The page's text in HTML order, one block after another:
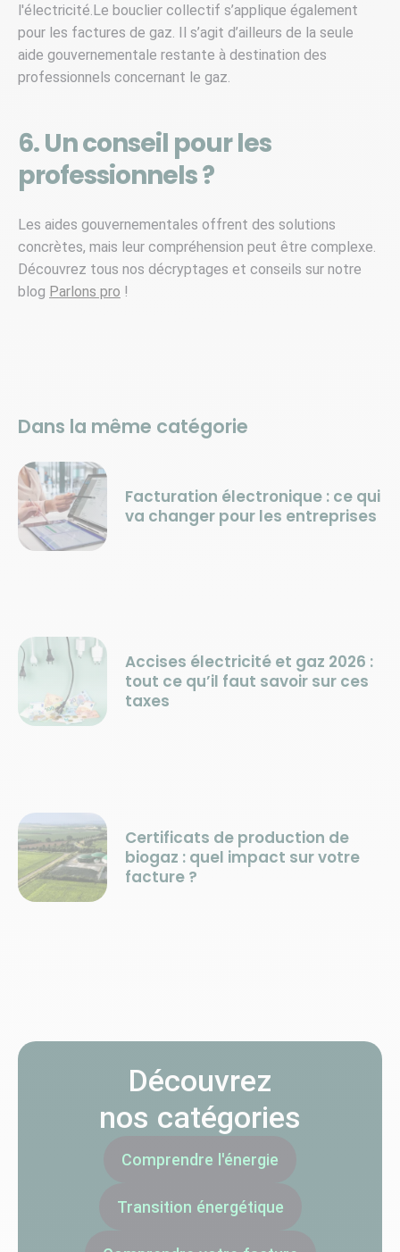
l'électricité.Le bouclier collectif s’applique également
pour les factures de gaz. Il s’agit d’ailleurs de la seule
aide gouvernementale restante à destination des
professionnels concernant le gaz.
6. Un conseil pour les
professionnels ?
Les aides gouvernementales offrent des solutions
concrètes, mais leur compréhension peut être complexe.
Découvrez tous nos décryptages et conseils sur notre
blog Parlons pro !
Dans la même catégorie
Facturation électronique : ce qui
va changer pour les entreprises
Accises électricité et gaz 2026 :
tout ce qu’il faut savoir sur ces
taxes
Certificats de production de
biogaz : quel impact sur votre
facture ?
Découvrez
nos catégories
Comprendre l'énergie
Transition énergétique